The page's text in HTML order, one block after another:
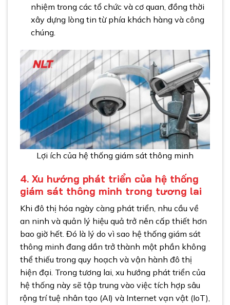
nhiệm trong các tổ chức và cơ quan, đồng thời
xây dựng lòng tin từ phía khách hàng và công
chúng.
Lợi ích của hệ thống giám sát thông minh
4. Xu hướng phát triển của hệ thống
giám sát thông minh trong tương lai
Khi đô thị hóa ngày càng phát triển, nhu cầu về
an ninh và quản lý hiệu quả trở nên cấp thiết hơn
bao giờ hết. Đó là lý do vì sao hệ thống giám sát
thông minh đang dần trở thành một phần không
thể thiếu trong quy hoạch và vận hành đô thị
hiện đại. Trong tương lai, xu hướng phát triển của
hệ thống này sẽ tập trung vào việc tích hợp sâu
rộng trí tuệ nhân tạo (AI) và Internet vạn vật (IoT),